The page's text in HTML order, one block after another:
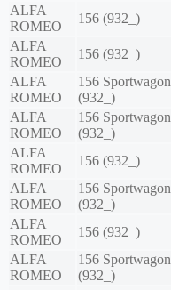
ALFA
ROMEO
156 (932_)
ALFA
ROMEO
156 (932_)
ALFA
ROMEO
156 Sportwagon
(932_)
ALFA
ROMEO
156 Sportwagon
(932_)
ALFA
ROMEO
156 (932_)
ALFA
ROMEO
156 Sportwagon
(932_)
ALFA
ROMEO
156 (932_)
ALFA
ROMEO
156 Sportwagon
(932_)